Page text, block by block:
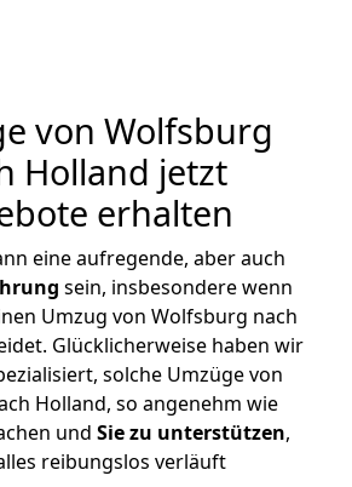
von Wolfsburg
Holland jetzt
erhalten
eine aufregende, aber auch
sein, insbesondere wenn
Umzug von Wolfsburg nach
Glücklicherweise haben wir
solche Umzüge von
Holland, so angenehm wie
und Sie zu unterstützen,
reibungslos verläuft